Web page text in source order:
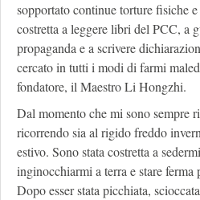
sopportato continue torture fisiche
costretta a leggere libri del PCC, a
propaganda e a scrivere
cercato in tutti i modi di farmi
fondatore, il Maestro Li Hongzhi.
Dal momento che mi sono sempre
ricorrendo sia al rigido freddo
estivo. Sono stata costretta a
inginocchiarmi a terra e stare
Dopo esser stata picchiata,